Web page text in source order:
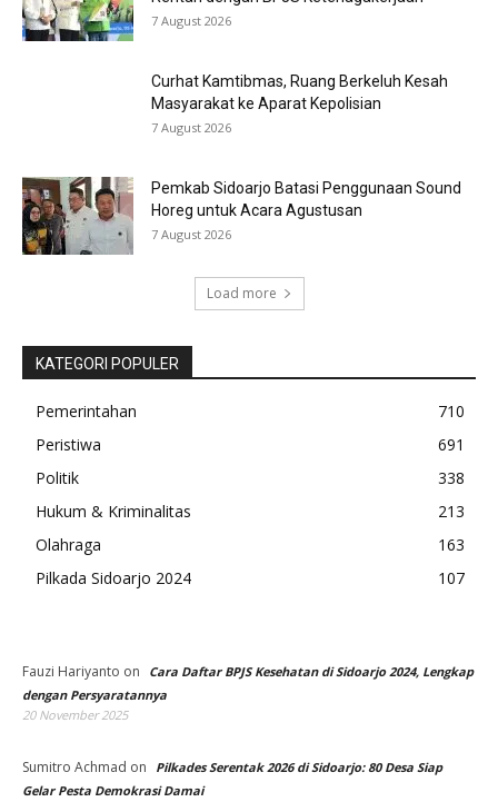
7 August 2026
Curhat Kamtibmas, Ruang Berkeluh Kesah
Masyarakat ke Aparat Kepolisian
7 August 2026
Pemkab Sidoarjo Batasi Penggunaan Sound
Horeg untuk Acara Agustusan
7 August 2026
Load more
KATEGORI POPULER
Pemerintahan
710
Peristiwa
691
Politik
338
Hukum & Kriminalitas
213
Olahraga
163
Pilkada Sidoarjo 2024
107
Fauzi Hariyanto on
Cara Daftar BPJS Kesehatan di Sidoarjo 2024, Lengkap
dengan Persyaratannya
20 November 2025
Sumitro Achmad on
Pilkades Serentak 2026 di Sidoarjo: 80 Desa Siap
Gelar Pesta Demokrasi Damai